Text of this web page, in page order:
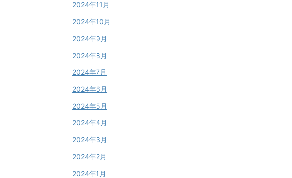
2024年11月
2024年10月
2024年9月
2024年8月
2024年7月
2024年6月
2024年5月
2024年4月
2024年3月
2024年2月
2024年1月